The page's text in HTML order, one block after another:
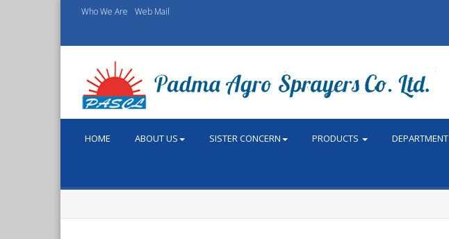
Who We Are Web Mail
HOME ABOUT US SISTER CONCERN PRODUCTS DEPARTMENT